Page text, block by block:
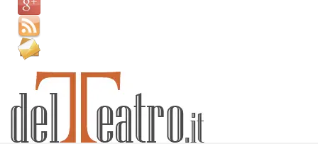
Palazzi consiglia
Video
Chi siamo
Contatti